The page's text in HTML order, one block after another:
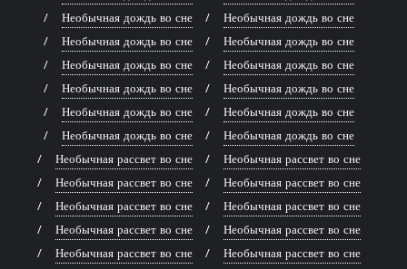
Необычная дождь во сне
Необычная дождь во сне
Необычная дождь во сне
Необычная дождь во сне
Необычная дождь во сне
Необычная дождь во сне
Необычная дождь во сне
Необычная дождь во сне
Необычная дождь во сне
Необычная дождь во сне
Необычная дождь во сне
Необычная дождь во сне
Необычная рассвет во сне
Необычная рассвет во сне
Необычная рассвет во сне
Необычная рассвет во сне
Необычная рассвет во сне
Необычная рассвет во сне
Необычная рассвет во сне
Необычная рассвет во сне
Необычная рассвет во сне
Необычная рассвет во сне